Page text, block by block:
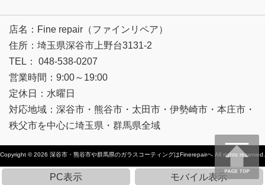
店名：Fine repair（ファインリペア）
住所：埼玉県深谷市上野台3131-2
TEL： 048-538-0207
営業時間：9:00～19:00
定休日：水曜日
対応地域：深谷市・熊谷市・太田市・伊勢崎市・本庄市・
秩父市を中心に埼玉県・群馬県全域
Copyright © 2026 深谷市・熊谷市や群馬県のガラスコーティングはFinerepairへ All rights reserved.
PC表示 モバイル表示